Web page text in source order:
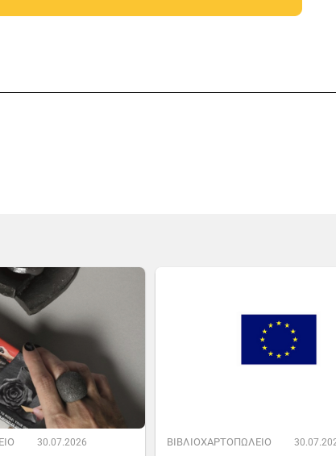
30.07.2026 ΒΙΒΛΙΟΧΑΡΤΟΠΩΛΕΙΟ